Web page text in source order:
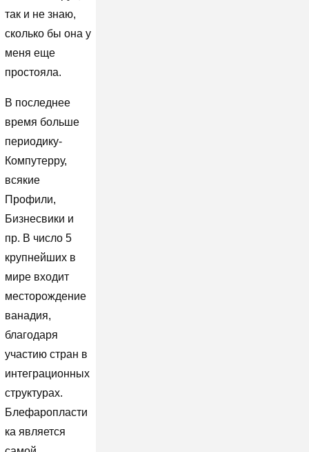
так и не знаю,
сколько бы она у
меня еще
простояла.
В последнее
время больше
периодику-
Компутерру,
всякие
Профили,
Бизнесвики и
пр. В число 5
крупнейших в
мире входит
месторождение
ванадия,
благодаря
участию стран в
интеграционных
структурах.
Блефаропласти
ка является